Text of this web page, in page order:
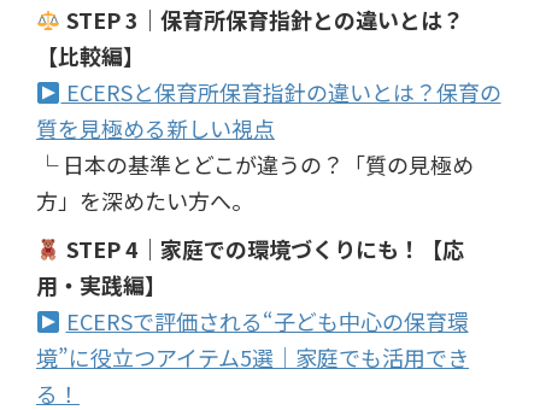
STEP 3｜保育所保育指針との違いとは？
【比較編】
ECERSと保育所保育指針の違いとは？保育の
質を見極める新しい視点
└ 日本の基準とどこが違うの？「質の見極め
方」を深めたい方へ。
STEP 4｜家庭での環境づくりにも！【応
用・実践編】
ECERSで評価される“子ども中心の保育環
境”に役立つアイテム5選｜家庭でも活用でき
る！